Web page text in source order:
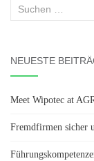
Suchen
NEUESTE
Meet Wipotec at
Fremdfirmen sicher